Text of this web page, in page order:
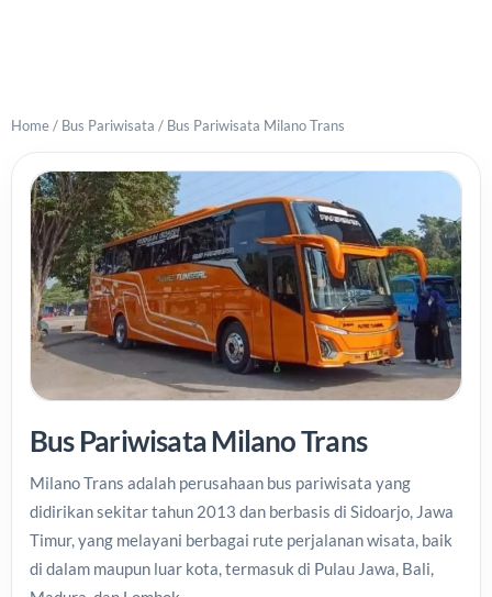
Home/ Bus Pariwisata / Bus Pariwisata Milano Trans
Bus Pariwisata Milano Trans
Milano Trans adalah perusahaan bus pariwisata yang
didirikan sekitar tahun 2013 dan berbasis di Sidoarjo, Jawa
Timur, yang melayani berbagai rute perjalanan wisata, baik
di dalam maupun luar kota, termasuk di Pulau Jawa, Bali,